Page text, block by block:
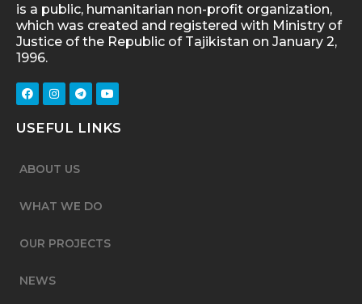
is a public, humanitarian non-profit organization,
which was created and registered with Ministry of
Justice of the Republic of Tajikistan on January 2,
1996.
USEFUL LINKS
ABOUT US
WHAT WE DO
OUR PROJECTS
NEWS